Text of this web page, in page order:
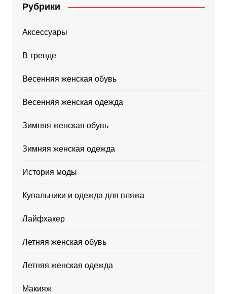
Рубрики
Аксессуары
В тренде
Весенняя женская обувь
Весенняя женская одежда
Зимняя женская обувь
Зимняя женская одежда
История моды
Купальники и одежда для пляжа
Лайфхакер
Летняя женская обувь
Летняя женская одежда
Макияж